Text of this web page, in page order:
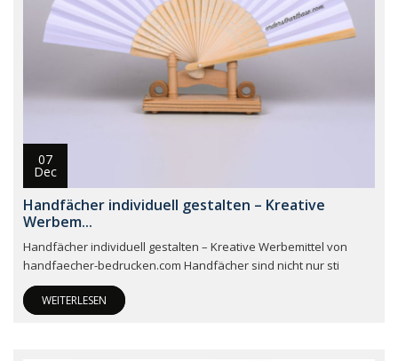
07
Dec
Handfächer individuell gestalten – Kreative
Werbem...
Handfächer individuell gestalten – Kreative Werbemittel von
handfaecher-bedrucken.com Handfächer sind nicht nur sti
WEITERLESEN